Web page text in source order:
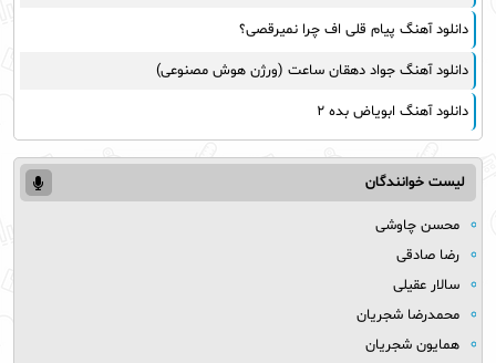
دانلود آهنگ پیام قلی اف چرا نمیرقصی؟
دانلود آهنگ جواد دهقان ساعت (ورژن هوش مصنوعی)
دانلود آهنگ ابویاض بده ۲
لیست خوانندگان
محسن چاوشی
رضا صادقی
سالار عقیلی
محمدرضا شجریان
همایون شجریان